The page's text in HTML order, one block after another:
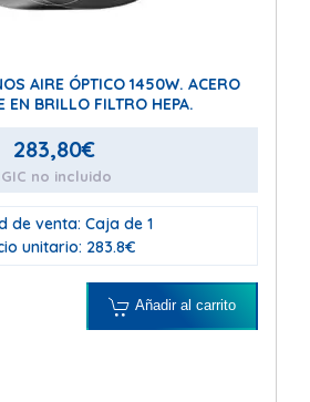
AIRE ÓPTICO 1450W. ACERO
EN BRILLO FILTRO HEPA.
283,80€
no incluido
de venta: Caja de 1
unitario: 283.8€
Añadir al carrito